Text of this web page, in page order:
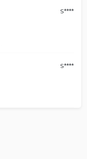
S****
S****